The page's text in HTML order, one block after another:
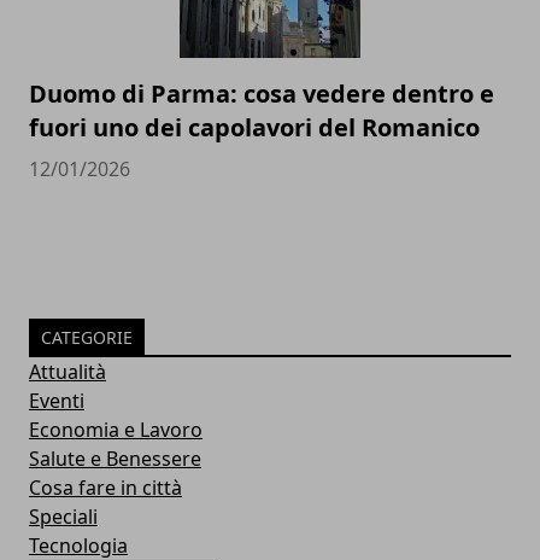
Duomo di Parma: cosa vedere dentro e
fuori uno dei capolavori del Romanico
12/01/2026
CATEGORIE
Attualità
Eventi
Economia e Lavoro
Salute e Benessere
Cosa fare in città
Speciali
Tecnologia